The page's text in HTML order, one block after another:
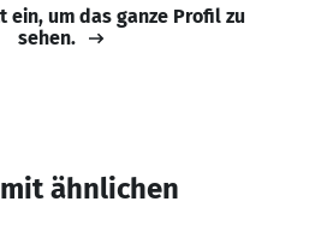
ein, um das ganze Profil zu
sehen.
ähnlichen